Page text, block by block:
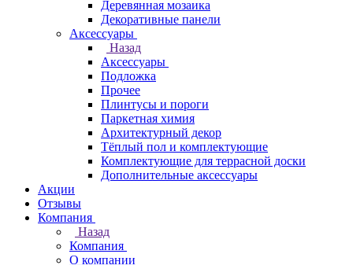
Деревянная мозаика
Декоративные панели
Аксессуары
Назад
Аксессуары
Подложка
Прочее
Плинтусы и пороги
Паркетная химия
Архитектурный декор
Тёплый пол и комплектующие
Комплектующие для террасной доски
Дополнительные аксессуары
Акции
Отзывы
Компания
Назад
Компания
О компании